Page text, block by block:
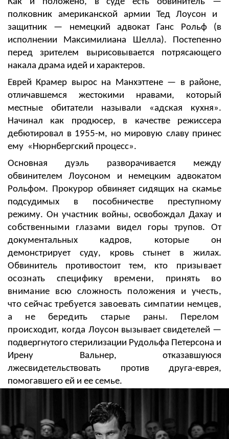
полковник американской армии Тед Лоусон и
защитник — немецкий адвокат Ганс Рольф (в
исполнении
Максимилиана Шелла).
Постепенно
перед зрителем вырисовывается потрясающего
накала драма идей и характеров.
Еврей Крамер вырос на
Манхэттене — в районе,
отличавшемся жестокими нравами, который
местные обитатели называли «адская кухня».
Начинал как продюсер, в качестве режиссера
дебютировал в 1955-м, но мировую славу принес
ему «Нюрнбергский процесс».
Основная дуэль разворачивается между
обвинителем Лоусоном и немецким адвокатом
Рольфом. Прокурор обвиняет сидящих на скамье
подсудимых в пособничестве преступному
режиму. Он участник войны, освобождал Дахау и
собственными глазами видел
горы трупов. От
документальных кадров, которые он
демонстрирует суду, кровь стынет в жилах.
Обвинитель противостоит тем, кто призывает
осознать специфику времени, принять во
внимание всю сложность положения и учесть,
что сейчас требуется завоевать симпатии немцев,
а не бередить старые раны. Перелом
происходит, когда Лоусон вызывает свидетелей —
подвергнутого стерилизации Рудольфа Петерсона и
Ирену Вальнер, отказавшуюся
лжесвидетельствовать против друга-еврея,
помогавшего ей и ее семье.